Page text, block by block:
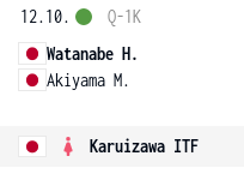
12.10.
Watanabe H.
Akiyama M.
Q-1K
Karuizawa ITF